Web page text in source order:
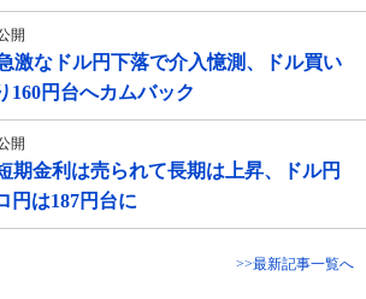
開
激なドル円下落で介入憶測、ドル買い
160円台へカムバック
開
期金利は売られて長期は上昇、ドル円
円は187円台に
>>最新記事一覧へ